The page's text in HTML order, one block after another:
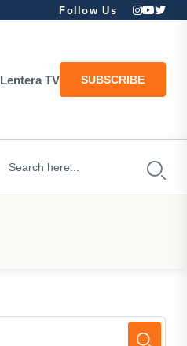
Follow Us
Lentera TV SUBSCRIBE